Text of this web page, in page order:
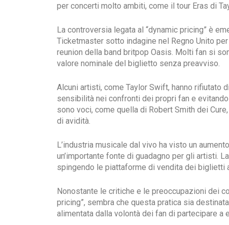
per concerti molto ambiti, come il tour Eras di
La controversia legata al “dynamic pricing” è
Ticketmaster sotto indagine nel Regno Unito
reunion della band britpop Oasis. Molti fan si
valore nominale del biglietto senza preavviso.
Alcuni artisti, come Taylor Swift, hanno rifiutato
sensibilità nei confronti dei propri fan e
sono voci, come quella di Robert Smith dei
di avidità.
L’industria musicale dal vivo ha visto un
un’importante fonte di guadagno per gli artisti.
spingendo le piattaforme di vendita dei biglietti
Nonostante le critiche e le preoccupazioni dei
pricing”, sembra che questa pratica sia
alimentata dalla volontà dei fan di partecipare a